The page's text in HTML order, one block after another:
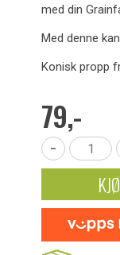
med din
Med denne
Konisk propp
79,-
-